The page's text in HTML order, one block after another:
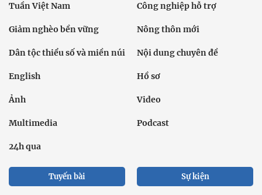
Tuần Việt Nam Công nghiệp hỗ trợ
Giảm nghèo bền vững Nông thôn mới
Dân tộc thiểu số và miền núi Nội dung chuyên đề
English Hồ sơ
Ảnh Video
Multimedia Podcast
24h qua
Tuyến bài Sự kiện